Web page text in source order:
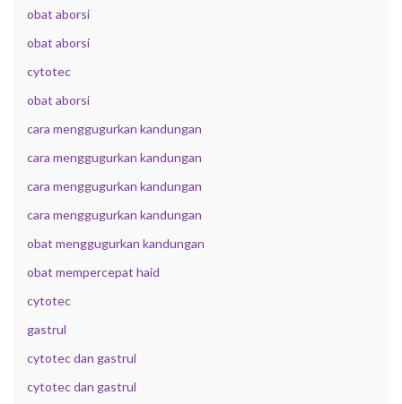
obat aborsi
obat aborsi
cytotec
obat aborsi
cara menggugurkan kandungan
cara menggugurkan kandungan
cara menggugurkan kandungan
cara menggugurkan kandungan
obat menggugurkan kandungan
obat mempercepat haid
cytotec
gastrul
cytotec dan gastrul
cytotec dan gastrul